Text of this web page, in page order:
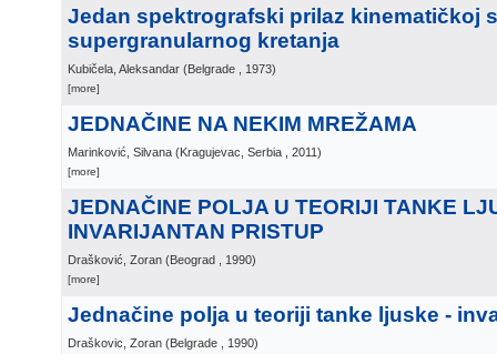
Jedan spektrografski prilaz kinematičkoj
supergranularnog kretanja
Kubičela, Aleksandar (Belgrade , 1973)
[more]
JEDNAČINE NA NEKIM MREŽAMA
Marinković, Silvana (Kragujevac, Serbia , 2011)
[more]
JEDNAČINE POLJA U TEORIJI TANKE
INVARIJANTAN PRISTUP
Drašković, Zoran (Beograd , 1990)
[more]
Jednačine polja u teoriji tanke ljuske -
Draškovic, Zoran (Belgrade , 1990)